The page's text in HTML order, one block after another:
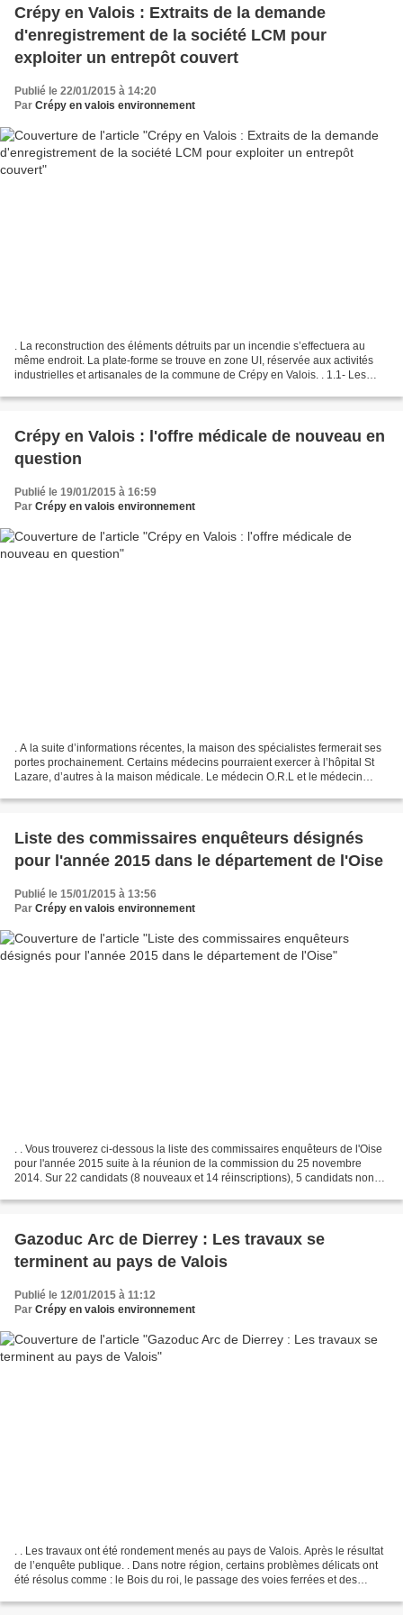
Crépy en Valois : Extraits de la demande
d'enregistrement de la société LCM pour
exploiter un entrepôt couvert
Publié le 22/01/2015 à 14:20
Par Crépy en valois environnement
. La reconstruction des éléments détruits par un incendie s’effectuera au
même endroit. La plate-forme se trouve en zone UI, réservée aux activités
industrielles et artisanales de la commune de Crépy en Valois. . 1.1- Les
Crépy en Valois : l'offre médicale de nouveau en
question
Publié le 19/01/2015 à 16:59
Par Crépy en valois environnement
. A la suite d’informations récentes, la maison des spécialistes fermerait ses
portes prochainement. Certains médecins pourraient exercer à l’hôpital St
Lazare, d’autres à la maison médicale. Le médecin O.R.L et le médecin
Liste des commissaires enquêteurs désignés
pour l'année 2015 dans le département de l'Oise
Publié le 15/01/2015 à 13:56
Par Crépy en valois environnement
. . Vous trouverez ci-dessous la liste des commissaires enquêteurs de l'Oise
pour l'année 2015 suite à la réunion de la commission du 25 novembre
2014. Sur 22 candidats (8 nouveaux et 14 réinscriptions), 5 candidats non
Gazoduc Arc de Dierrey : Les travaux se
terminent au pays de Valois
Publié le 12/01/2015 à 11:12
Par Crépy en valois environnement
. . Les travaux ont été rondement menés au pays de Valois. Après le résultat
de l’enquête publique. . Dans notre région, certains problèmes délicats ont
été résolus comme : le Bois du roi, le passage des voies ferrées et des